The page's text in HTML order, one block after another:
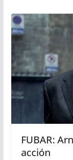
FUBAR:
acción